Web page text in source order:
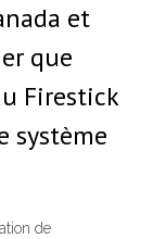
et
que
Firestick
système
de